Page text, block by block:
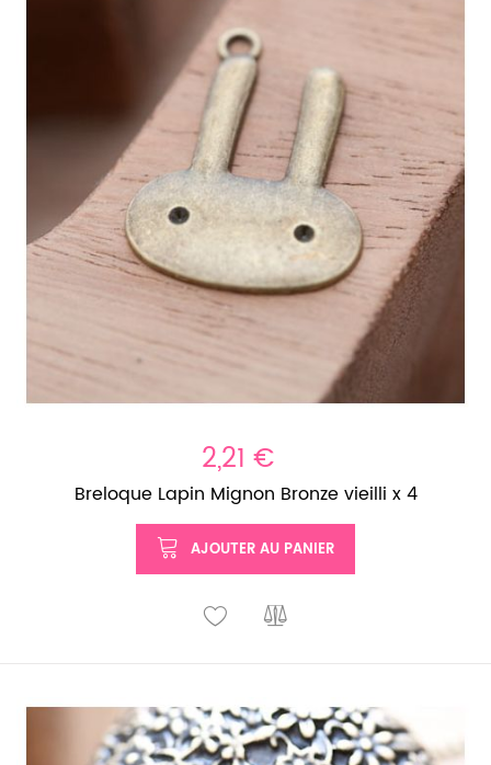
2,21 €
Breloque Lapin Mignon Bronze vieilli x 4
AJOUTER AU PANIER